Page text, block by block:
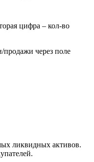
цифра – кол-во
через поле
ликвидных активов.